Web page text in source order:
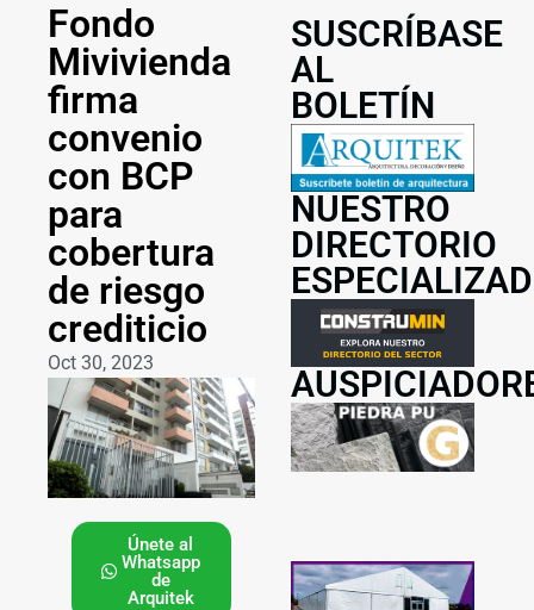
Fondo
Mivivienda
firma
convenio
con BCP
para
cobertura
de riesgo
crediticio
Oct 30, 2023
Únete al
Whatsapp
de
Arquitek
SUSCRÍBASE
AL
BOLETÍN
NUESTRO
DIRECTORIO